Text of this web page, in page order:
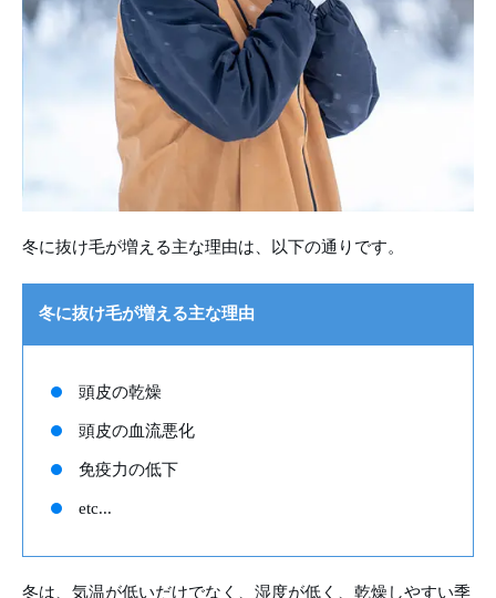
冬に抜け毛が増える主な理由は、以下の通りです。
冬に抜け毛が増える主な理由
頭皮の乾燥
頭皮の血流悪化
免疫力の低下
etc...
冬は、気温が低いだけでなく、湿度が低く、乾燥しやすい季